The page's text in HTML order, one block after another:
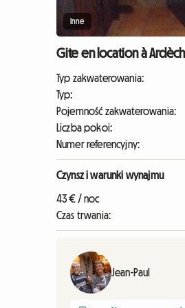
Inne
Gite en location à
Typ zakwaterowania:
Typ:
Pojemność zakwaterowania:
Liczba pokoi:
Numer referencyjny:
Czynsz i warunki wynajmu
43 € / noc
Czas trwania:
Jean-Paul